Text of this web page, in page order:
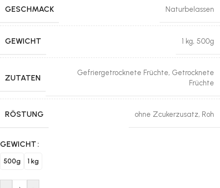
GESCHMACK Naturbelassen
GEWICHT 1 kg, 500g
ZUTATEN
Gefriergetrocknete Früchte, Getrocknete
Früchte
RÖSTUNG ohne Zcukerzusatz, Roh
GEWICHT
500g 1 kg